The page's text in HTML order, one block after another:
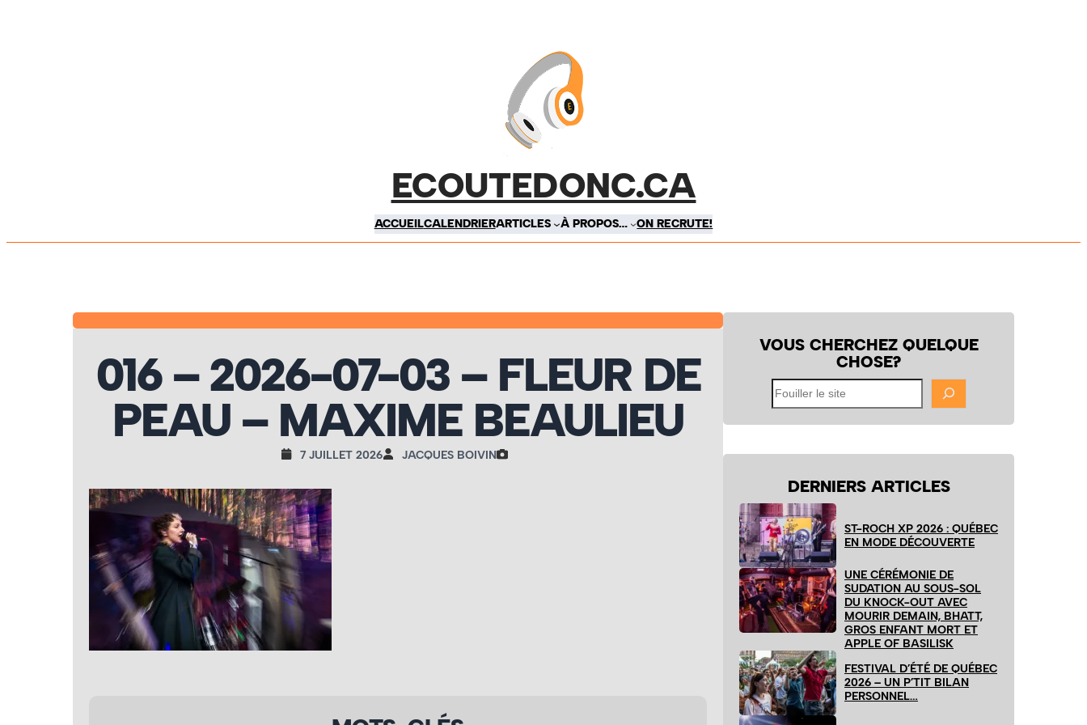
ECOUTEDONC.CA
ACCUEILCALENDRIERARTICLES À PROPOS… ON RECRUTE!
016 – 2026-07-03 – FLEUR DE
PEAU – MAXIME BEAULIEU
7 JUILLET 2026 JACQUES BOIVIN
VOUS CHERCHEZ QUELQUE
CHOSE?
Fouiller
le
site
DERNIERS ARTICLES
ST-ROCH XP 2026 : QUÉBEC
EN MODE DÉCOUVERTE
UNE CÉRÉMONIE DE
SUDATION AU SOUS-SOL
DU KNOCK-OUT AVEC
MOURIR DEMAIN, BHATT,
GROS ENFANT MORT ET
APPLE OF BASILISK
FESTIVAL D’ÉTÉ DE QUÉBEC
2026 – UN P’TIT BILAN
PERSONNEL…